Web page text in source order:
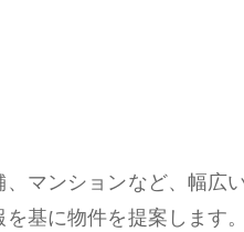
マンションなど、幅広
基に物件を提案します。